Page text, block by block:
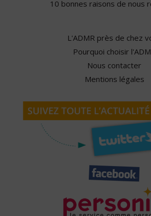
10 bonnes raisons de nous
L'ADMR près de chez
Pourquoi choisir
Nous contacter
Mentions légales